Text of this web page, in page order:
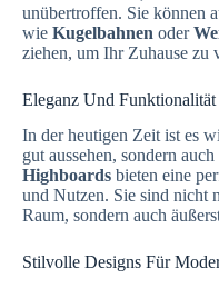
unübertroffen. Sie können
wie Kugelbahnen oder
ziehen, um Ihr Zuhause zu
Eleganz Und Funktionalität
In der heutigen Zeit ist es
gut aussehen, sondern
Highboards bieten eine
und Nutzen. Sie sind nicht
Raum, sondern auch
Stilvolle Designs Für